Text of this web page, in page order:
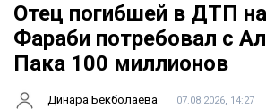
Отец погибшей в ДТП
Фараби потребовал с
Пака 100 миллионов
Динара Бекболаева 07.08.2026, 14:27